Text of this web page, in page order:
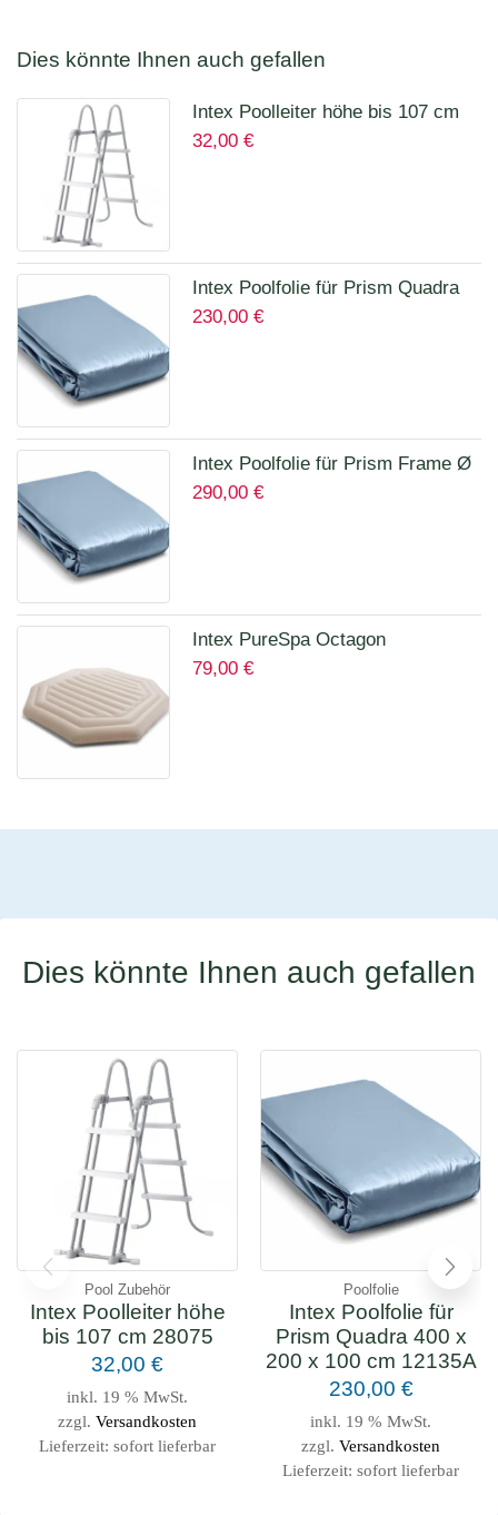
Dies könnte Ihnen auch gefallen
Intex Poolleiter höhe bis 107 cm
28075
32,00 €
Intex Poolfolie für Prism Quadra
400 x 200 x 100 cm 12135A
230,00 €
Intex Poolfolie für Prism Frame Ø
457 x 122 cm Art.12457A
290,00 €
Intex PureSpa Octagon
Isolierende Abdeckung für 28456
79,00 €
Dies könnte Ihnen auch gefallen
Pool Zubehör
Intex Poolleiter höhe
bis 107 cm 28075
32,00 €
inkl. 19 % MwSt.
zzgl. Versandkosten
Lieferzeit: sofort lieferbar
Poolfolie
Intex Poolfolie für
Prism Quadra 400 x
200 x 100 cm 12135A
230,00 €
inkl. 19 % MwSt.
zzgl. Versandkosten
Lieferzeit: sofort lieferbar